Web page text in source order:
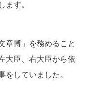
ます。
章博」を務めること
大臣、右大臣から依
をしていました。